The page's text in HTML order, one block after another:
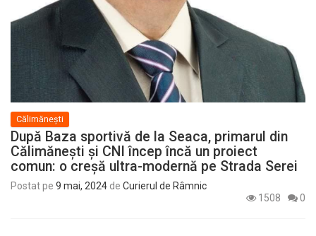
Călimănești
După Baza sportivă de la Seaca, primarul din
Călimăneşti şi CNI încep încă un proiect
comun: o creşă ultra-modernă pe Strada Serei
Postat pe 9 mai, 2024 de Curierul de Râmnic
1508
0